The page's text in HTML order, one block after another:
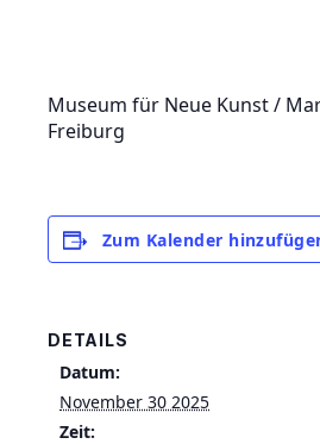
Museum für Neue Kunst /
Freiburg
Zum Kalender
DETAILS
Datum:
November 30 2025
Zeit: